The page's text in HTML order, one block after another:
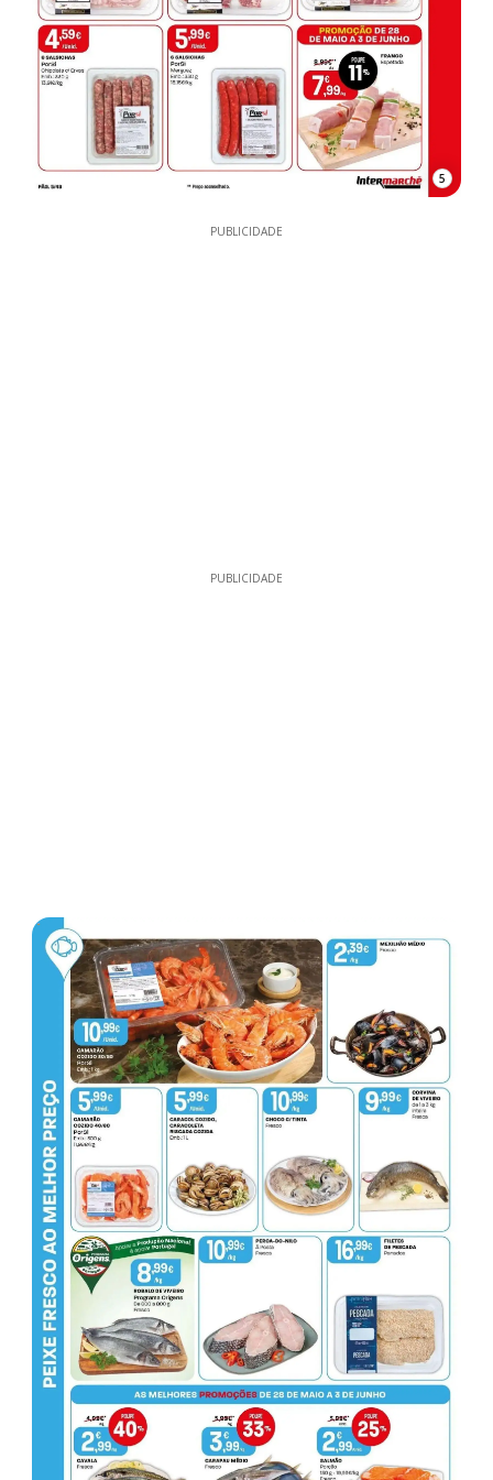
5
PUBLICIDADE
PUBLICIDADE